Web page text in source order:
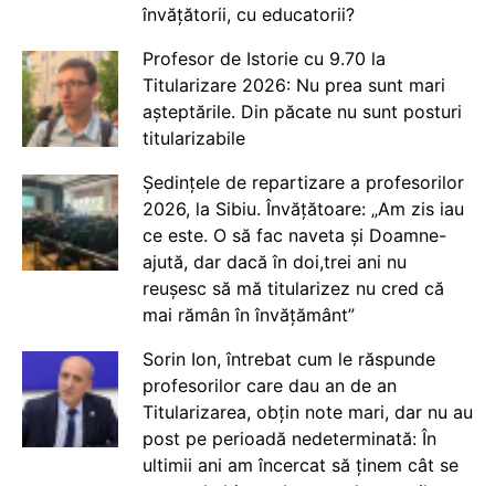
învățătorii, cu educatorii?
Profesor de Istorie cu 9.70 la
Titularizare 2026: Nu prea sunt mari
așteptările. Din păcate nu sunt posturi
titularizabile
Ședințele de repartizare a profesorilor
2026, la Sibiu. Învățătoare: „Am zis iau
ce este. O să fac naveta și Doamne-
ajută, dar dacă în doi,trei ani nu
reușesc să mă titularizez nu cred că
mai rămân în învățământ”
Sorin Ion, întrebat cum le răspunde
profesorilor care dau an de an
Titularizarea, obțin note mari, dar nu au
post pe perioadă nedeterminată: În
ultimii ani am încercat să ținem cât se